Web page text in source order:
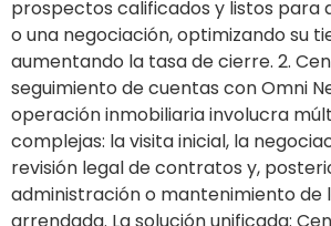
prospectos calificados y listos para
o una negociación, optimizando su
aumentando la tasa de cierre. 2.
seguimiento de cuentas con Omni
operación inmobiliaria involucra
complejas: la visita inicial, la
revisión legal de contratos y,
administración o mantenimiento de